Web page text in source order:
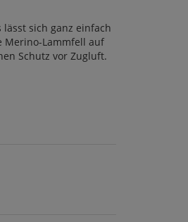
sich ganz einfach
Merino-Lammfell auf
Schutz vor Zugluft.